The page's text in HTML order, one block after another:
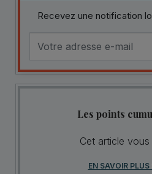
Recevez une notification
Les points
Cet article
EN SAVOIR